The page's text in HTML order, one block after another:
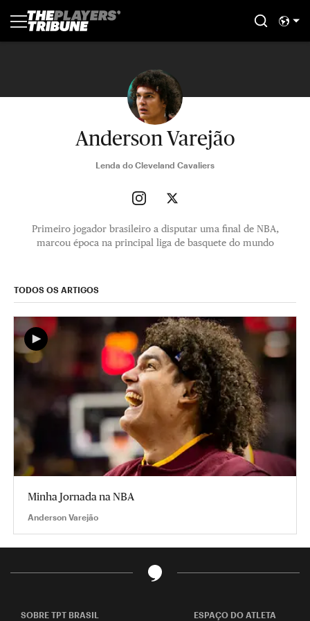
Anderson Varejão
Lenda do Cleveland Cavaliers
Primeiro jogador brasileiro a disputar uma final de NBA,
marcou época na principal liga de basquete do mundo
TODOS OS ARTIGOS
Minha Jornada na NBA
Anderson Varejão
SOBRE TPT BRASIL ESPAÇO DO ATLETA